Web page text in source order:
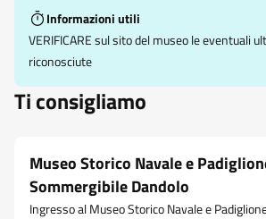
Informazioni utili
VERIFICARE sul sito del museo le eventuali
riconosciute
Ti consigliamo
Museo Storico Navale e
Sommergibile Dandolo
Ingresso al Museo Storico Navale e